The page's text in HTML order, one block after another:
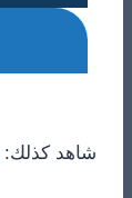
شاهد كذلك: